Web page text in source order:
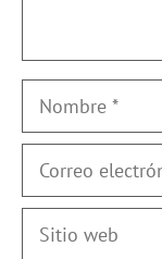
Nombre
Correo
Sitio